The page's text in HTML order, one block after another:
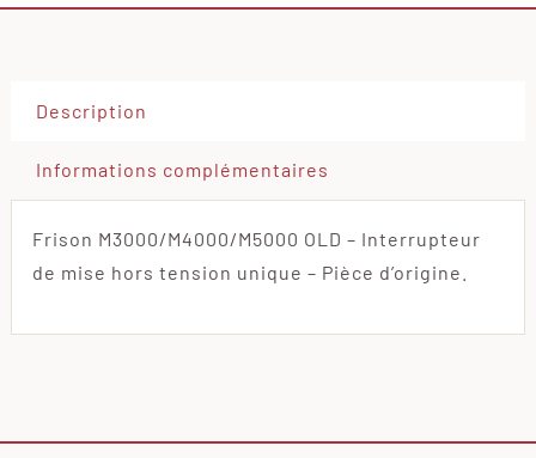
tension
Description
Informations complémentaires
Frison M3000/M4000/M5000 OLD – Interrupteur
de mise hors tension unique – Pièce d’origine.